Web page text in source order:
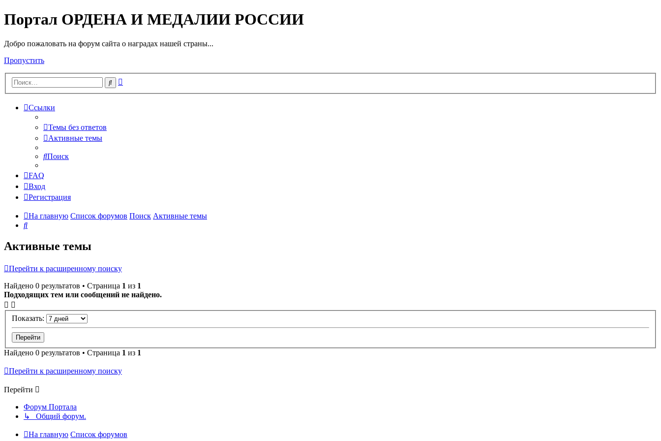
Портал ОРДЕНА И МЕДАЛИИ РОССИИ
Добро пожаловать на форум сайта о наградах нашей страны...
Пропустить
Поиск
Ссылки
Темы без ответов
Активные темы
Поиск
FAQ
Вход
Регистрация
На главную Список форумов Поиск Активные темы
Поиск
Активные темы
Перейти к расширенному поиску
Найдено 0 результатов • Страница 1 из 1
Подходящих тем или сообщений не найдено.
Показать:
Найдено 0 результатов • Страница 1 из 1
Перейти к расширенному поиску
Перейти
Форум Портала
↳ Общий форум.
На главную Список форумов